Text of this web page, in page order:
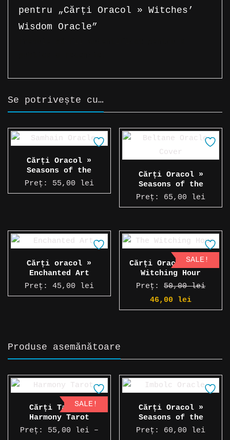
pentru „Cărți Oracol » Witches’
Wisdom Oracle”
Se potrivește cu…
Cărți Oracol »
Seasons of the
Witch: Samhain
Preț: 55,00 lei
Cărți Oracol »
Seasons of the
Witch: Beltane
Preț: 65,00 lei
Cărți oracol »
Enchanted Art
Preț: 45,00 lei
SALE!
Cărți Oracol » The
Witching Hour
Preț:50,00lei
Prețul
46,00 lei
Produse asemănătoare
SALE!
Cărți Tarot »
Harmony Tarot
Preț: 55,00 lei –
Cărți Oracol »
Seasons of the
Witch: Imbolc Oracle
Preț: 60,00 lei